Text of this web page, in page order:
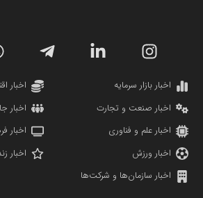
دانشگاه سئوی ایران
مریم حاج نوروز نظری
اخبار بازار سرمایه
اخبار
اخبار صنعت و تجارت
اخبار
اخبار علم و فناوری
اخبار
اخبار ورزش
اخبار
اخبار سازمان‌ها و شرکت‌ها